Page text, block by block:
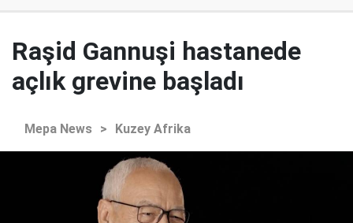
Raşid Gannuşi hastanede
açlık grevine başladı
Mepa News > Kuzey Afrika